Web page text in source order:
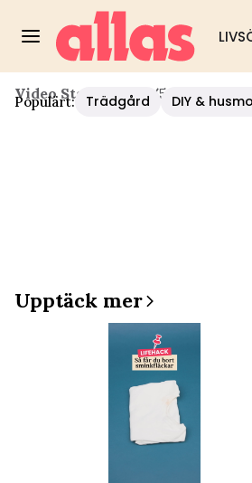
Populärt: Trädgård DIY &
Video Start / Hälsa /5 Saker I
Upptäck mer